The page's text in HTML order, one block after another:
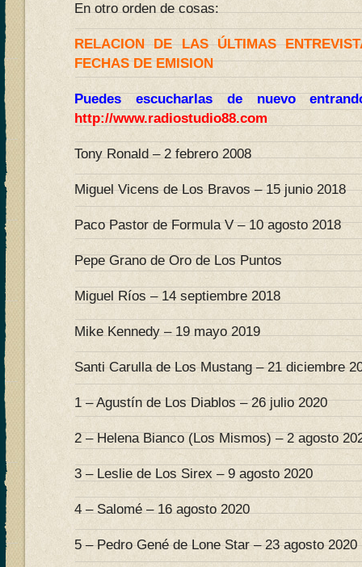
En otro orden de cosas:
RELACION DE LAS ÚLTIMAS
FECHAS DE EMISION
Puedes escucharlas de nuevo
http://www.radiostudio88.com
Tony Ronald – 2 febrero 2008
Miguel Vicens de Los Bravos – 15 junio 2018
Paco Pastor de Formula V – 10 agosto 2018
Pepe Grano de Oro de Los Puntos
Miguel Ríos – 14 septiembre 2018
Mike Kennedy – 19 mayo 2019
Santi Carulla de Los Mustang – 21 diciembre
1 – Agustín de Los Diablos – 26 julio 2020
2 – Helena Bianco (Los Mismos) – 2 agosto
3 – Leslie de Los Sirex – 9 agosto 2020
4 – Salomé – 16 agosto 2020
5 – Pedro Gené de Lone Star – 23 agosto 2020